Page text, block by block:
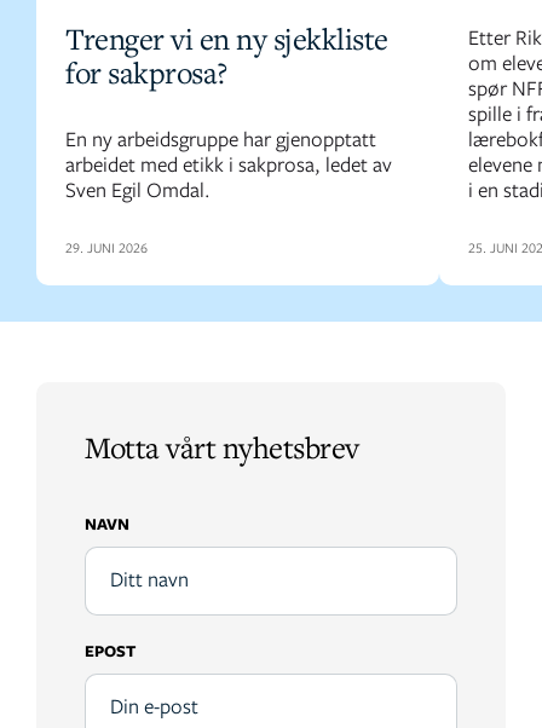
Trenger vi en ny sjekkliste
for sakprosa?
En ny arbeidsgruppe har gjenopptatt
arbeidet med etikk i sakprosa, ledet av
Sven Egil Omdal.
29. JUNI 2026
Etter
om
spør
spille i
i en
25. JUNI
Motta vårt nyhetsbrev
NAVN
EPOST